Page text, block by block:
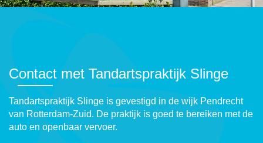
Contact met Tandartspraktijk Slinge
Tandartspraktijk Slinge is gevestigd in de wijk Pendrecht
van Rotterdam-Zuid. De praktijk is goed te bereiken met de
auto en openbaar vervoer.